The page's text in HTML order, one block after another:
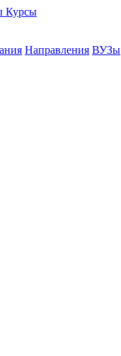
Курсы
Направления ВУЗы